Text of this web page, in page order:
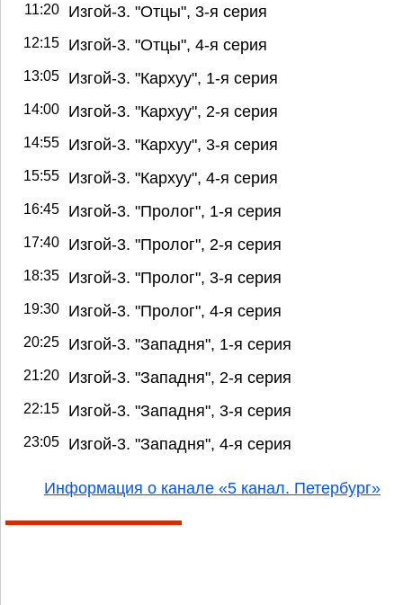
11:20 Изгой-3. "Отцы", 3-я серия
12:15 Изгой-3. "Отцы", 4-я серия
13:05 Изгой-3. "Кархуу", 1-я серия
14:00 Изгой-3. "Кархуу", 2-я серия
14:55 Изгой-3. "Кархуу", 3-я серия
15:55 Изгой-3. "Кархуу", 4-я серия
16:45 Изгой-3. "Пролог", 1-я серия
17:40 Изгой-3. "Пролог", 2-я серия
18:35 Изгой-3. "Пролог", 3-я серия
19:30 Изгой-3. "Пролог", 4-я серия
20:25 Изгой-3. "Западня", 1-я серия
21:20 Изгой-3. "Западня", 2-я серия
22:15 Изгой-3. "Западня", 3-я серия
23:05 Изгой-3. "Западня", 4-я серия
Информация о канале «5 канал. Петербург»